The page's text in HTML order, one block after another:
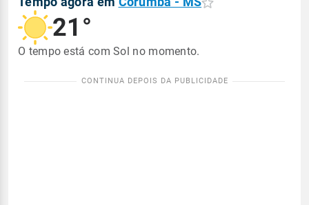
21°
O tempo está com Sol no momento.